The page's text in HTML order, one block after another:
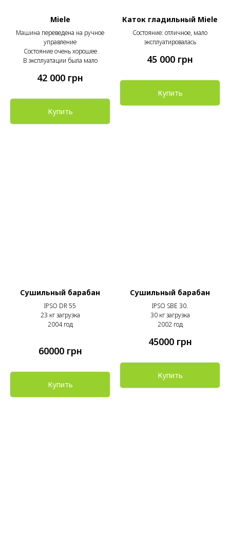
Miele
Машина переведена на ручное
управление
Состояние очень хорошее
В эксплуатации была мало
42 000 грн
Купить
Каток гладильный Miele
Состояние: отличное, мало
эксплуатировалась
45 000 грн
Купить
Сушильный барабан
IPSO DR 55
23 кг загрузка
2004 год
60000 грн
Купить
Сушильный барабан
IPSO SBE 30.
30 кг загрузка
2002 год
45000 грн
Купить